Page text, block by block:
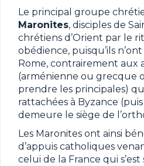
Le principal groupe
Maronites, disciples de
chrétiens d’Orient par le
obédience, puisqu’ils
Rome, contrairement aux
(arménienne ou grecque
prendre les principales)
rattachées à Byzance
demeure le siège de
Les Maronites ont ainsi
d’appuis catholiques
celui de la France qui